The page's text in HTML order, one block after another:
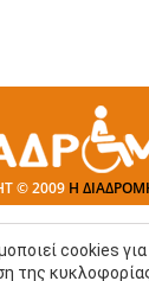
© 2009 Η
cookies
της